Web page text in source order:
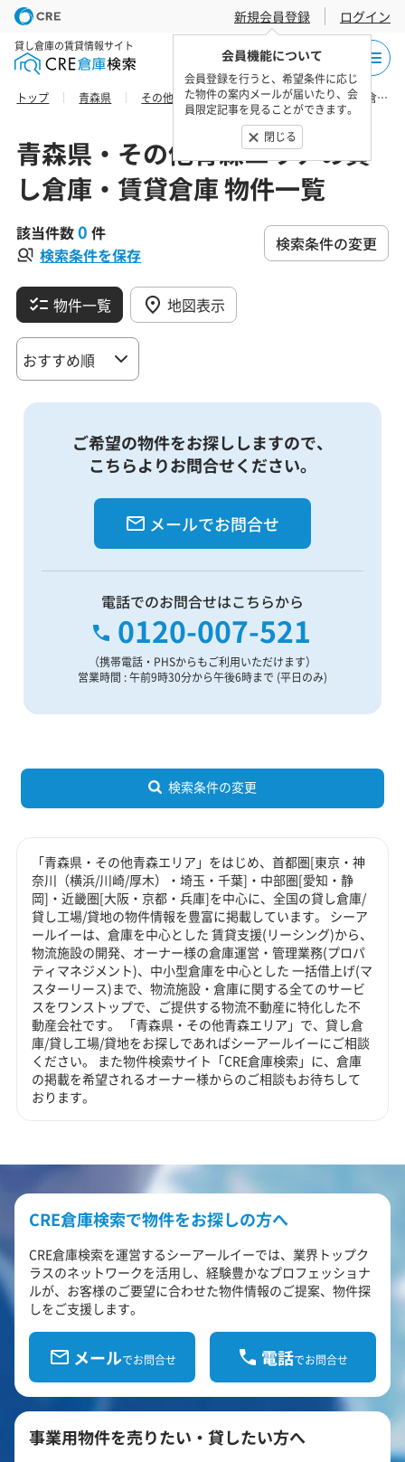
新規会員登録
会員機能について
会員登録を行うと、希望条件に応じ
た物件の案内メールが届いたり、会
員限定記事を見ることができます。
閉じる
ログイン
貸し倉庫の賃貸情報サイト
トップ 青森県 その他青森エリア 上北郡野辺地町の貸し倉庫・賃貸倉庫 物件一覧
青森県・その他青森エリアの貸
し倉庫・賃貸倉庫 物件一覧
該当件数0 件
検索条件を保存
検索条件の変更
物件一覧 地図表示
ご希望の物件をお探ししますので、
こちらよりお問合せください。
メールでお問合せ
電話でのお問合せはこちらから
0120-007-521
（携帯電話・PHSからもご利用いただけます）
営業時間 : 午前9時30分から午後6時まで (平日のみ)
検索条件の変更
「青森県・その他青森エリア」をはじめ、首都圏[東京・神
奈川（横浜/川崎/厚木）・埼玉・千葉]・中部圏[愛知・静
岡]・近畿圏[大阪・京都・兵庫]を中心に、全国の貸し倉庫/
貸し工場/貸地の物件情報を豊富に掲載しています。 シーア
ールイーは、倉庫を中心とした 賃貸支援(リーシング)から、
物流施設の開発、オーナー様の倉庫運営・管理業務(プロパ
ティマネジメント)、中小型倉庫を中心とした 一括借上げ(マ
スターリース)まで、物流施設・倉庫に関する全てのサービ
スをワンストップで、ご提供する物流不動産に特化した不
動産会社です。 「青森県・その他青森エリア」で、貸し倉
庫/貸し工場/貸地をお探しであればシーアールイーにご相談
ください。 また物件検索サイト「CRE倉庫検索」に、倉庫
の掲載を希望されるオーナー様からのご相談もお待ちして
おります。
CRE倉庫検索で物件をお探しの方へ
CRE倉庫検索を運営するシーアールイーでは、業界トップク
ラスのネットワークを活用し、経験豊かなプロフェッショナ
ルが、お客様のご要望に合わせた物件情報のご提案、物件探
しをご支援します。
メールでお問合せ 電話でお問合せ
事業用物件を売りたい・貸したい方へ